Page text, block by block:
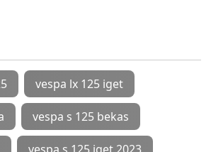
vespa lx 125 iget
vespa s 125 bekas